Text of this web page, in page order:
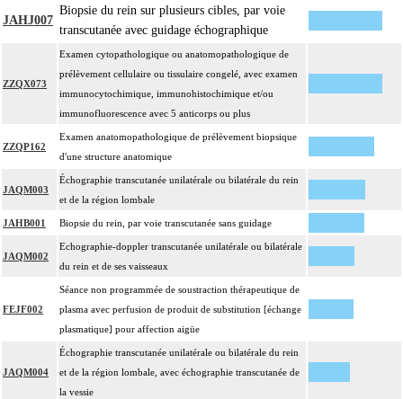
JAHJ007
Biopsie du rein sur plusieurs cibles, par voie
transcutanée avec guidage échographique
ZZQX073
Examen cytopathologique ou anatomopathologique de
prélèvement cellulaire ou tissulaire congelé, avec examen
immunocytochimique, immunohistochimique et/ou
immunofluorescence avec 5 anticorps ou plus
ZZQP162
Examen anatomopathologique de prélèvement biopsique
d'une structure anatomique
JAQM003
Échographie transcutanée unilatérale ou bilatérale du rein
et de la région lombale
JAHB001 Biopsie du rein, par voie transcutanée sans guidage
JAQM002
Echographie-doppler transcutanée unilatérale ou bilatérale
du rein et de ses vaisseaux
FEJF002
Séance non programmée de soustraction thérapeutique de
plasma avec perfusion de produit de substitution [échange
plasmatique] pour affection aigüe
JAQM004
Échographie transcutanée unilatérale ou bilatérale du rein
et de la région lombale, avec échographie transcutanée de
la vessie